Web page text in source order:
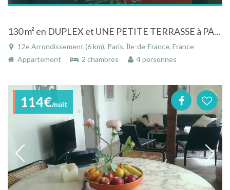
130 m² en DUPLEX et UNE PETITE TERRASSE à PARIS 12ème (DAUMESNIL)
12e Arrondissement (6 km), Paris, Île-de-France, France
Appartement
2 chambres 4 personnes
114€/nuit